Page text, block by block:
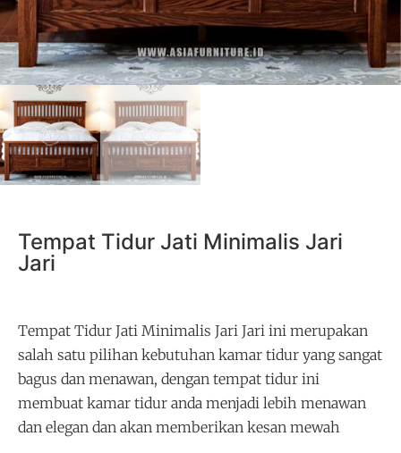
Tempat Tidur Jati Minimalis Jari
Jari
Tempat Tidur Jati Minimalis Jari Jari ini merupakan
salah satu pilihan kebutuhan kamar tidur yang sangat
bagus dan menawan, dengan tempat tidur ini
membuat kamar tidur anda menjadi lebih menawan
dan elegan dan akan memberikan kesan mewah